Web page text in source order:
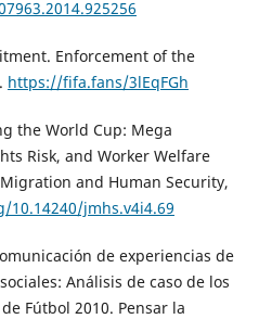
Enforcement of the
https://fifa.fans/3lEqFGh
the World Cup: Mega
Risk, and Worker Welfare
and Human Security,
jmhs.v4i4.69
de experiencias de
Análisis de caso de los
Fútbol 2010. Pensar la